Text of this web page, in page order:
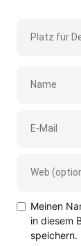
Meinen
in diesem
speichern.